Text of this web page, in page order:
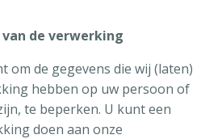
de verwerking
om de gegevens die wij (laten)
hebben op uw persoon of
te beperken. U kunt een
doen aan onze